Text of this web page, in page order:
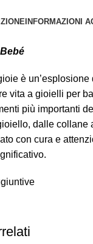
INFORMAZIONI
è un’esplosione
vita a gioielli per
più importanti
dalle collane
con cura e